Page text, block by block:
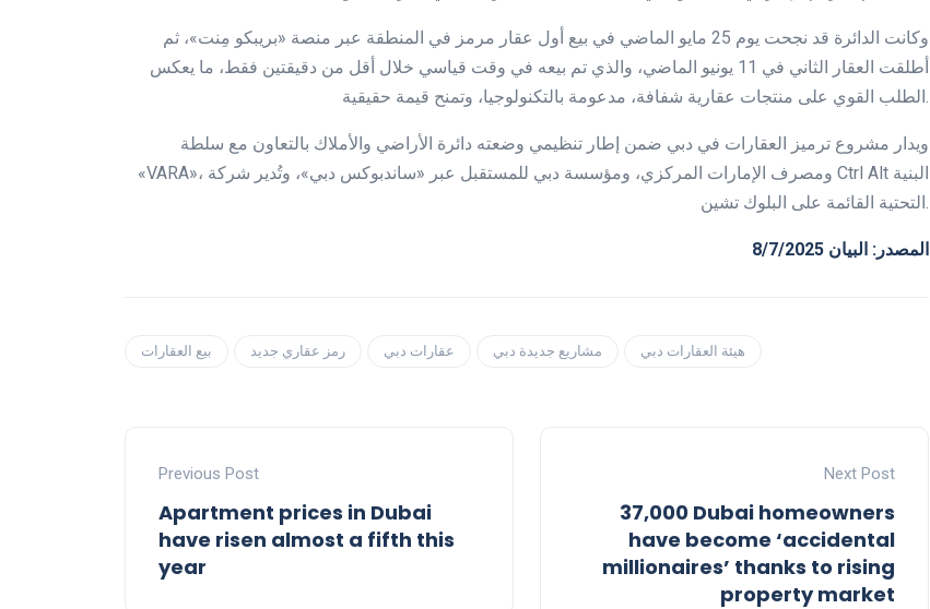
وكانت الدائرة قد نجحت يوم 25 مايو الماضي في بيع أول عقار مرمز في المنطقة عبر منصة «بريبكو مِنت»، ثم
أطلقت العقار الثاني في 11 يونيو الماضي، والذي تم بيعه في وقت قياسي خلال أقل من دقيقتين فقط، ما يعكس
ويدار مشروع ترميز العقارات في دبي ضمن إطار تنظيمي وضعته دائرة الأراضي والأملاك بالتعاون مع سلطة
«VARA»، ومصرف الإمارات المركزي، ومؤسسة دبي للمستقبل عبر «ساندبوكس دبي»، وتُدير شركة Ctrl Alt البنية
المصدر: البيان 8/7/2025
بيع العقارات رمز عقاري جديد عقارات دبي مشاريع جديدة دبي هيئة العقارات دبي
Previous Post
Apartment prices in Dubai
have risen almost a fifth this
year
Next Post
37,000 Dubai homeowners
have become ‘accidental
millionaires’ thanks to rising
property market